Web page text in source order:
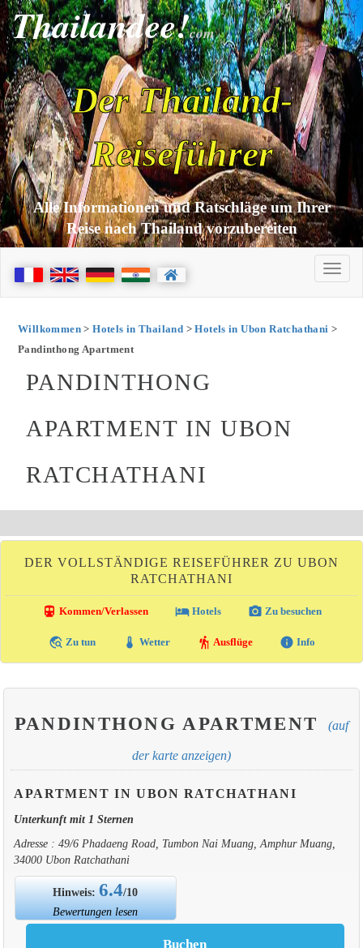
Thailandee!com
Der Thailand-
Reiseführer
Alle Informationen und Ratschläge um Ihrer
Reise nach Thailand vorzubereiten
Willkommen>Hotels in Thailand >Hotels in Ubon Ratchathani >
Pandinthong Apartment
PANDINTHONG
APARTMENT IN UBON
RATCHATHANI
DER VOLLSTÄNDIGE REISEFÜHRER ZU UBON
RATCHATHANI
directions_transit Kommen/Verlassen local_hotelHotels photo_camera Zu besuchen
travel_explore Zu tun thermostat Wetter hiking Ausflüge info Info
PANDINTHONG APARTMENT (auf
der karte anzeigen)
APARTMENT IN UBON RATCHATHANI
Unterkunft mit 1 Sternen
Adresse : 49/6 Phadaeng Road, Tumbon Nai Muang, Amphur Muang,
34000 Ubon Ratchathani
Hinweis:6.4/10
Bewertungen lesen